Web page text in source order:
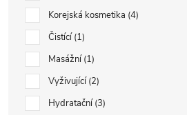
Korejská kosmetika 4
Čistící 1
Masážní 1
Vyživující 2
Hydratační 3